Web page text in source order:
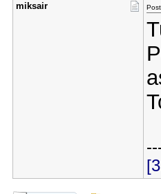
miksair